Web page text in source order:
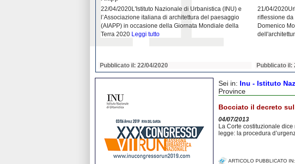
22/04/2020L'Istituto Nazionale di Urbanistica (INU) e
l’Associazione italiana di architettura del paesaggio
(AIAPP) in occasione della Giornata Mondiale della
Terra 2020 Leggi tutto
Pubblicato il: 22/04/2020
21/04/
riflessione
Domenico
Pubblicato il:
Sei in: Inu - Istituto
Province
Bocciato il decreto
04/07/2013
La Corte costituzionale
legge: la procedura
ARTICOLO PUBBLICATO IN: